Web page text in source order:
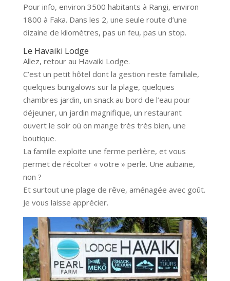
Pour info, environ 3500 habitants à Rangi, environ
1800 à Faka. Dans les 2, une seule route d’une
dizaine de kilomètres, pas un feu, pas un stop.
Le Havaiki Lodge
Allez, retour au Havaiki Lodge.
C’est un petit hôtel dont la gestion reste familiale,
quelques bungalows sur la plage, quelques
chambres jardin, un snack au bord de l’eau pour
déjeuner, un jardin magnifique, un restaurant
ouvert le soir où on mange très très bien, une
boutique.
La famille exploite une ferme perlière, et vous
permet de récolter « votre » perle. Une aubaine,
non ?
Et surtout une plage de rêve, aménagée avec goût.
Je vous laisse apprécier.